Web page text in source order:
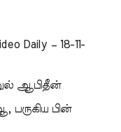
Daily – 18-11-
ஆபிதீன்
பருகிய பின்